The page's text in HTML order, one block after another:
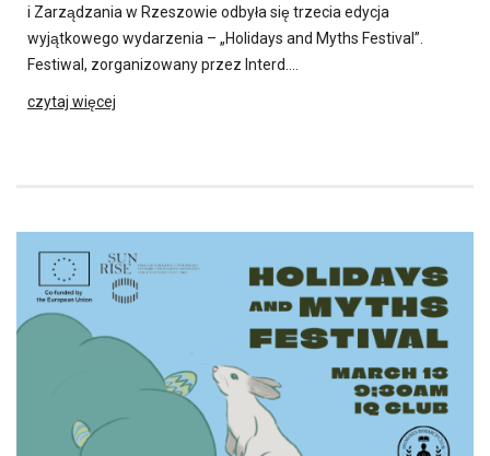
i Zarządzania w Rzeszowie odbyła się trzecia edycja
wyjątkowego wydarzenia – „Holidays and Myths Festival”.
Festiwal, zorganizowany przez Interd….
czytaj więcej